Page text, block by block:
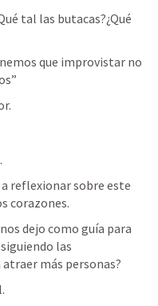
tal las butacas?¿Qué
que improvistar no
reflexionar sobre este
corazones.
dejo como guía para
las
más personas?